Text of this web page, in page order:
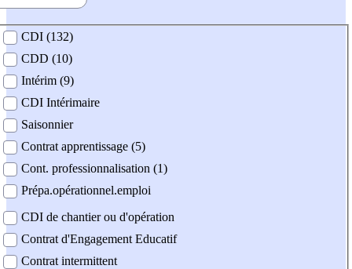
contrat
CDI (132)
CDD (10)
Intérim (9)
CDI Intérimaire
Saisonnier
Contrat apprentissage (5)
Cont. professionnalisation (1)
Prépa.opérationnel.emploi
CDI de chantier ou d'opération
Contrat d'Engagement Educatif
Contrat intermittent